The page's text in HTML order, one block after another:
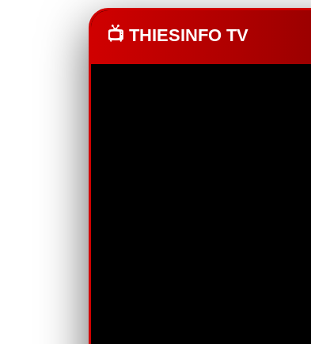
📺 THIESINFO TV